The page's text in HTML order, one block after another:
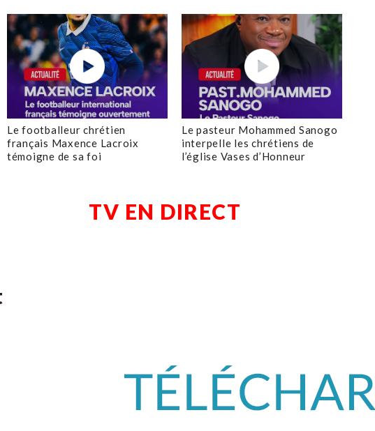
Le footballeur chrétien
français Maxence Lacroix
témoigne de sa foi
Le pasteur Mohammed Sanogo
interpelle les chrétiens de
l’église Vases d’Honneur
TV EN DIRECT